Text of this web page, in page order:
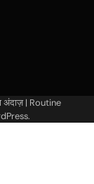
अंदाज़| Routine
.